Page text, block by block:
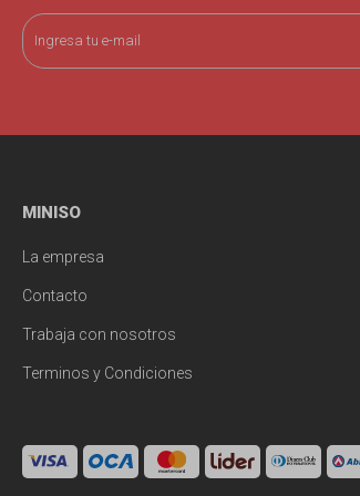
MINISO
La empresa
Contacto
Trabaja con nosotros
Terminos y Condiciones